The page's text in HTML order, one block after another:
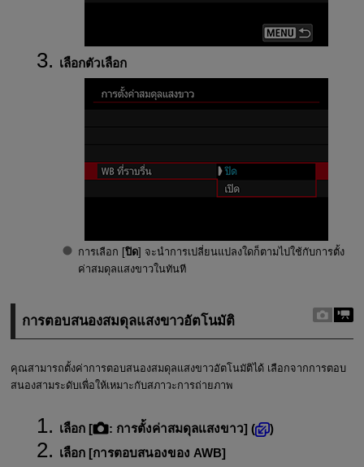
เลือกตัวเลือก
การเลือก [ปิด] จะนำการเปลี่ยนแปลงใดก็ตามไปใช้กับการตั้ง
ค่าสมดุลแสงขาวในทันที
การตอบสนองสมดุลแสงขาวอัตโนมัติ
คุณสามารถตั้งค่าการตอบสนองสมดุลแสงขาวอัตโนมัติได้ เลือกจากการตอบ
สนองสามระดับเพื่อให้เหมาะกับสภาวะการถ่ายภาพ
เลือก [ : การตั้งค่าสมดุลแสงขาว] (
)
เลือก [การตอบสนองของ AWB]